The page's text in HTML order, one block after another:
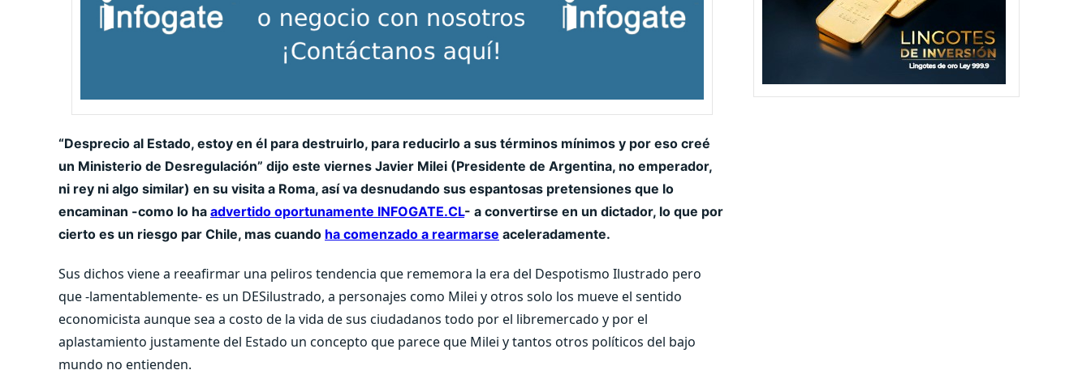
“Desprecio al Estado, estoy en él para destruirlo, para reducirlo a sus términos mínimos y por eso creé
un Ministerio de Desregulación” dijo este viernes Javier Milei (Presidente de Argentina, no emperador,
ni rey ni algo similar) en su visita a Roma, así va desnudando sus espantosas pretensiones que lo
encaminan -como lo ha advertido oportunamente INFOGATE.CL- a convertirse en un dictador, lo que por
cierto es un riesgo par Chile, mas cuando ha comenzado a rearmarse aceleradamente.
Sus dichos viene a reeafirmar una peliros tendencia que rememora la era del Despotismo Ilustrado pero
que -lamentablemente- es un DESilustrado, a personajes como Milei y otros solo los mueve el sentido
economicista aunque sea a costo de la vida de sus ciudadanos todo por el libremercado y por el
aplastamiento justamente del Estado un concepto que parece que Milei y tantos otros políticos del bajo
mundo no entienden.